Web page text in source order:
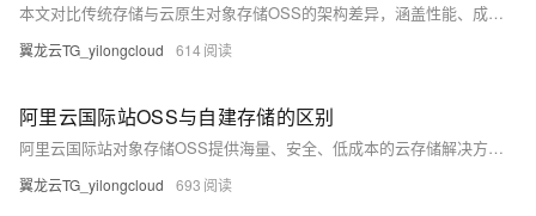
本文对比传统存储与云原生对象存储OSS的架构差异，涵盖性能、成本、扩展性等方面。OSS凭借高持久性、弹性扩容及与云服务深度集成，成为大数据与AI时代的优选方案。
翼龙云TG_yilongcloud 614
阿里云国际站OSS与自建存储的区别
阿里云国际站对象存储OSS提供海量、安全、低成本的云存储解决方案。相比自建存储，OSS具备易用性强、稳定性高、安全性好、成本更低等优势，支持无限扩展、自动冗余、多层防护及丰富增值服务，助力企业高效管理数据。
翼龙云TG_yilongcloud 693